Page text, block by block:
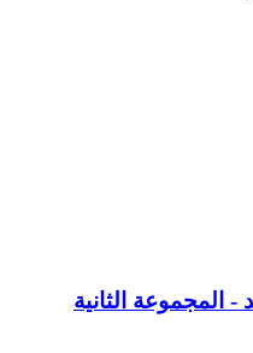
المجموعة الثانية